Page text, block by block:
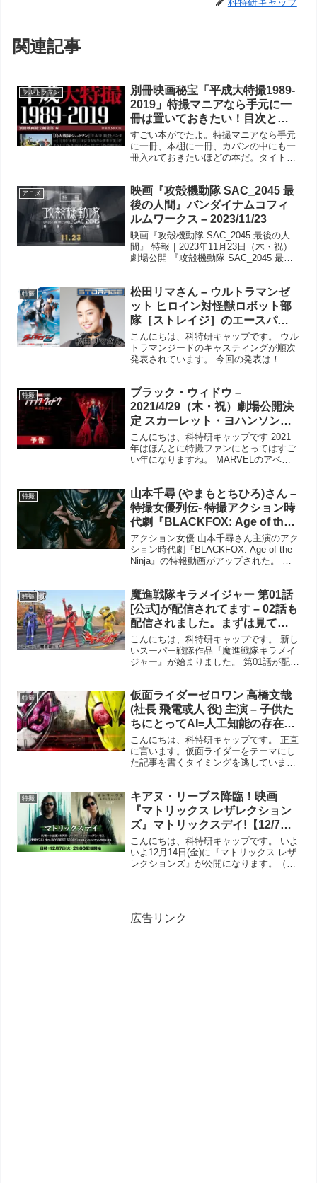
関連記事
ウルトラマン
別冊映画秘宝「平成大特撮1989-
2019」特撮マニアなら手元に一
冊は置いておきたい！目次とラ
イターさんのツィート追加中。
すごい本がでたよ。特撮マニアなら手元
に一冊、本棚に一冊、カバンの中にも一
冊入れておきたいほどの本だ。タイトル
も、平成30年と4ヶ月。11069日間平成特
撮の軌跡。...
アニメ
映画『攻殻機動隊 SAC_2045 最
後の人間』バンダイナムコフィ
ルムワークス – 2023/11/23
映画『攻殻機動隊 SAC_2045 最後の人
間』 特報｜2023年11月23日（木・祝）
劇場公開 『攻殻機動隊 SAC_2045 最後
特撮
松田リマさん – ウルトラマンゼ
ット ヒロイン対怪獣ロボット部
隊［ストレイジ］のエースパイ
ロット ナカシマ ヨウコ隊員役
だ。松田リマさんは Travis
Japanの舞台『虎者-
とか！
こんにちは、科特研キャップです。 ウル
トラマンジードのキャスティングが順次
発表されています。 今回の発表は！ 対
ラマンＺ』ヒロインは松田リマさん演じ
る「ストレイジ」エ...
特撮
ブラック・ウィドウ –
2021/4/29（木・祝）劇場公開決
定 スカーレット・ヨハンソン主
演
こんにちは、科特研キャップです 2021
年はほんとに特撮ファンにとってはすご
い年になりますね。 MARVELのアベン
い予告編が公開されています。 「ブラッ
ク・ウィドウ」...
特撮
山本千尋 (やまもとちひろ)さん –
特撮女優列伝- 特撮アクション時
代劇『BLACKFOX: Age of the
Ninja』坂本浩一監督作品に主
演！
アクション女優 山本千尋さん主演のアク
ション時代劇『BLACKFOX: Age of the
Ninja』の特報動画がアップされた。 仮
手裏剣戦隊ニンニンジャーでは恋人...
特撮
魔進戦隊キラメイジャー 第01話
[公式]が配信されてます – 02話も
配信されました。まずは見てみ
よう！
こんにちは、科特研キャップです。 新し
いスーパー戦隊作品『魔進戦隊キラメイ
ジャー』が始まりました。 第01話が配信
魔進戦隊キラメイジャー 第01話 東映特
撮YouTu...
特撮
仮面ライダーゼロワン 高橋文哉
(社長 飛電或人 役) 主演 – 子供た
ちにとってAI=人工知能の存在は
SF/夢物語ではなく共に生きる相
棒的存在になる未来が待ってい
るのか！
こんにちは、科特研キャップです。 正直
に言います。仮面ライダーをテーマにし
た記事を書くタイミングを逃していまし
第です。 (adsbygoogle = window.ad...
特撮
キアヌ・リーブス降臨！映画
『マトリックス レザレクション
ズ』マトリックスデイ!【12/7ア
ーカイブ配信】 – 映画『マトリ
ックス レザレクションズ』は
2021年12月17日(金)公開
こんにちは、科特研キャップです。 いよ
いよ12月14日(金)に『マトリックス レザ
レクションズ』が公開になります。（劇
広告リンク